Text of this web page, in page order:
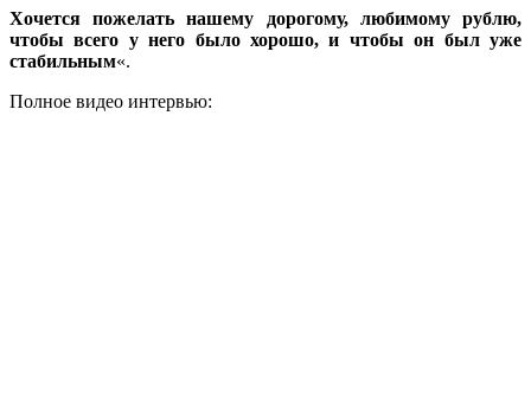
Хочется пожелать нашему дорогому, любимому рублю,
чтобы всего у него было хорошо, и чтобы он был уже
стабильным«.
Полное видео интервью: